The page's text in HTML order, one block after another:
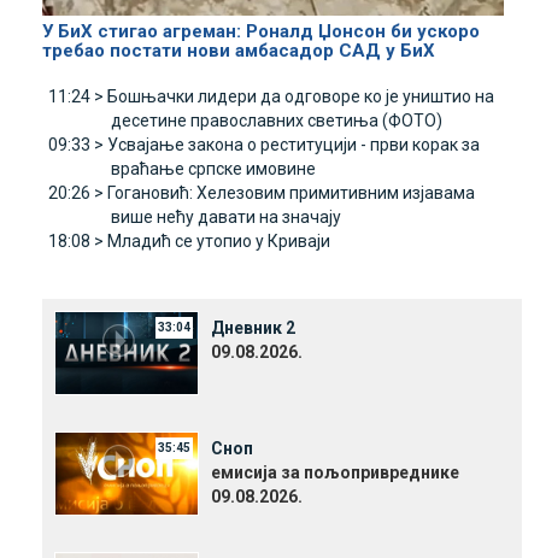
У БиХ стигао агреман: Роналд Џонсон би ускоро
требао постати нови амбасадор САД у БиХ
11:24 > Бошњачки лидери да одговоре ко је уништио на
десетине православних светиња (ФОТО)
09:33 > Усвајање закона о реституцији - први корак за
враћање српске имовине
20:26 > Гогановић: Хелезовим примитивним изјавама
више нећу давати на значају
18:08 > Младић се утопио у Криваји
33:04
Дневник 2
09.08.2026.
35:45
Сноп
емисија за пољопривреднике
09.08.2026.